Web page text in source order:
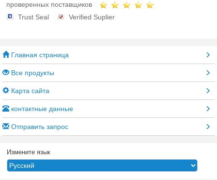
проверенных поставщиков
Trust Seal
Verified Suplier
Главная страница
Все продукты
Карта сайта
контактные данные
Отправить запрос
Измените язык